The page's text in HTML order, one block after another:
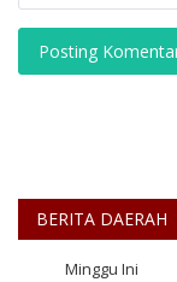
Posting
BERITA DAERAH
Minggu Ini